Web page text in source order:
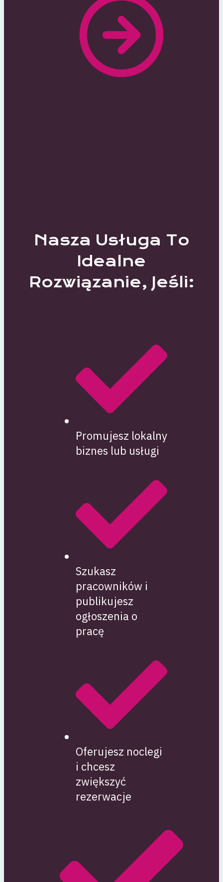
Nasza Usługa To
Idealne
Rozwiązanie, Jeśli:
Promujesz lokalny
biznes lub usługi
Szukasz
pracowników i
publikujesz
ogłoszenia o
pracę
Oferujesz noclegi
i chcesz
zwiększyć
rezerwacje